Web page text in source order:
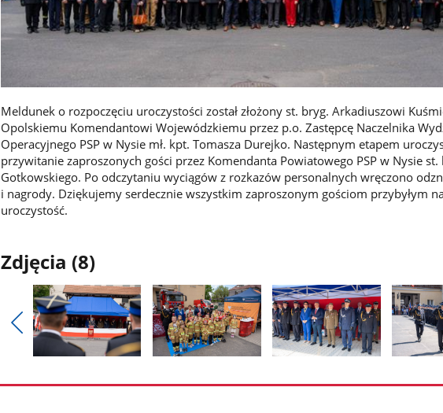
Meldunek o rozpoczęciu uroczystości został złożony st. bryg. Arkadiuszowi
Opolskiemu Komendantowi Wojewódzkiemu przez p.o. Zastępcę Naczelnika
Operacyjnego PSP w Nysie mł. kpt. Tomasza Durejko. Następnym etapem
przywitanie zaproszonych gości przez Komendanta Powiatowego PSP w Nysie st.
Gotkowskiego. Po odczytaniu wyciągów z rozkazów personalnych wręczono
i nagrody. Dziękujemy serdecznie wszystkim zaproszonym gościom przybyłym
uroczystość.
Zdjęcia (8)
Pokaż
poprzednie
zdjęcie
zdjęcie
zdjęcie
zdjęcie